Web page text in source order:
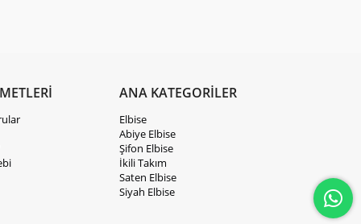
ANA KATEGORİLER
Elbise
Abiye Elbise
Şifon Elbise
İkili Takım
Saten Elbise
Siyah Elbise